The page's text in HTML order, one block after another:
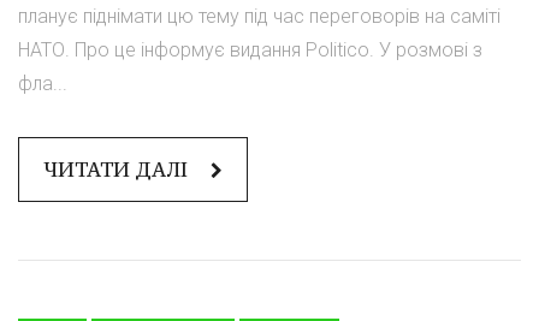
планує піднімати цю тему під час переговорів на саміті
НАТО. Про це інформує видання Politico. У розмові з
фла...
ЧИТАТИ ДАЛІ